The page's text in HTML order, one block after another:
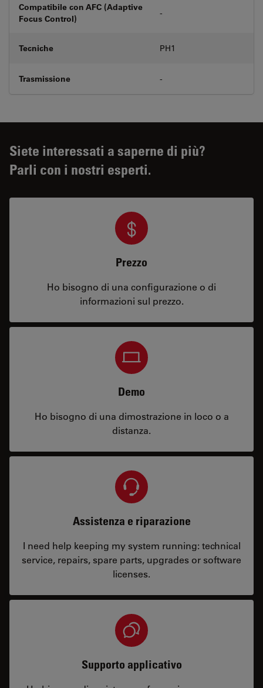
Compatibile con AFC (Adaptive
Focus Control)
-
Tecniche PH1
Trasmissione -
Siete interessati a saperne di più?
Parli con i nostri esperti.
Prezzo
Ho bisogno di una configurazione o di
informazioni sul prezzo.
Demo
Ho bisogno di una dimostrazione in loco o a
distanza.
Assistenza e riparazione
I need help keeping my system running: technical
service, repairs, spare parts, upgrades or software
licenses.
Supporto applicativo